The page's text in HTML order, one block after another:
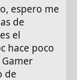
espero me
de
el
hace poco
de